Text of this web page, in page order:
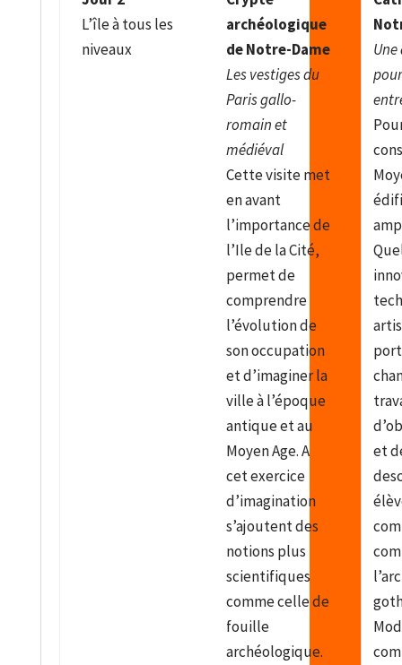
L’île à tous les
niveaux
archéologique
de Notre-Dame
Les vestiges du
Paris gallo-
romain et
médiéval
Cette visite met
en avant
l’importance de
l’Ile de la Cité,
permet de
comprendre
l’évolution de
son occupation
et d’imaginer la
ville à l’époque
antique et au
Moyen Age. A
cet exercice
d’imagination
s’ajoutent des
notions plus
scientifiques
comme celle de
fouille
archéologique.
et